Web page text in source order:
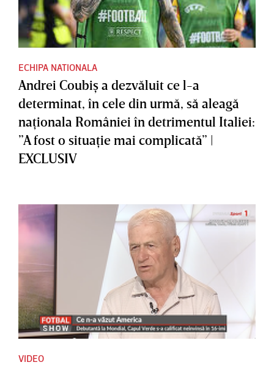
ECHIPA NATIONALA
Andrei Coubiş a dezvăluit ce l-a
determinat, în cele din urmă, să aleagă
naţionala României în detrimentul Italiei:
”A fost o situaţie mai complicată” |
EXCLUSIV
VIDEO